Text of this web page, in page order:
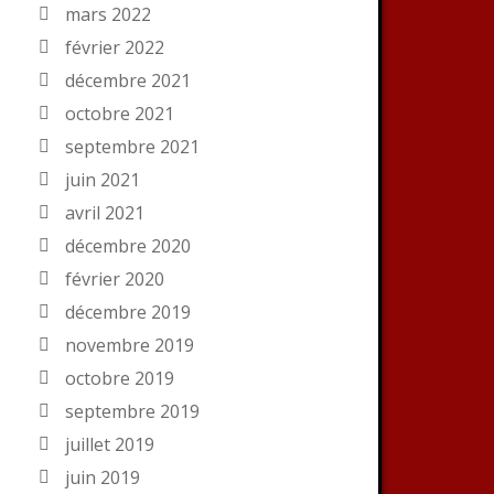
mars 2022
février 2022
décembre 2021
octobre 2021
septembre 2021
juin 2021
avril 2021
décembre 2020
février 2020
décembre 2019
novembre 2019
octobre 2019
septembre 2019
juillet 2019
juin 2019